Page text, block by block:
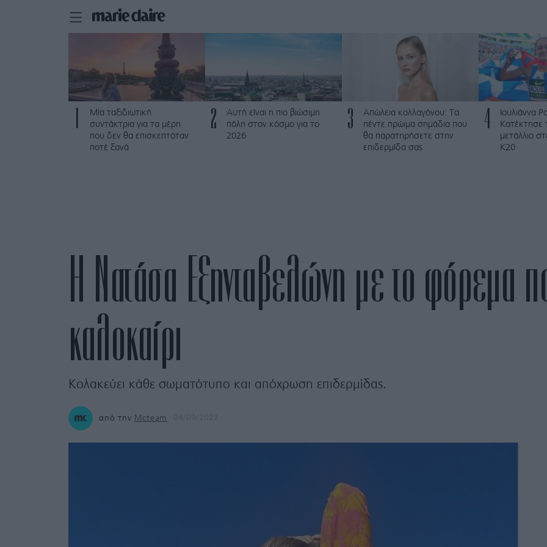
Μία ταξιδιωτική
συντάκτρια για τα μέρη
που δεν θα επισκεπτόταν
ποτέ ξανά
2
Αυτή είναι η πιο βιώσιμη
πόλη στον κόσμο για το
2026
3
Απώλεια κολλαγόνου: Τα
πέντε πρώιμα σημάδια που
θα παρατηρήσετε στην
επιδερμίδα σας
4
Ιουλιάννα
Κατέκτησε
μετάλλιο
Κ20
Η Νατάσα Εξηνταβελώνη με το φόρεμα
καλοκαίρι
Κολακεύει κάθε σωματότυπο και απόχρωση επιδερμίδας.
από την Mcteam